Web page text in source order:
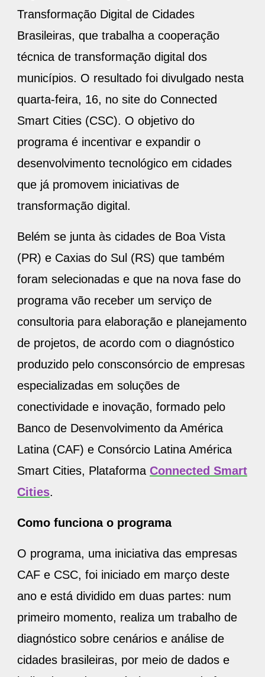
Transformação Digital de Cidades
Brasileiras, que trabalha a cooperação
técnica de transformação digital dos
municípios. O resultado foi divulgado nesta
quarta-feira, 16, no site do Connected
Smart Cities (CSC). O objetivo do
programa é incentivar e expandir o
desenvolvimento tecnológico em cidades
que já promovem iniciativas de
transformação digital.
Belém se junta às cidades de Boa Vista
(PR) e Caxias do Sul (RS) que também
foram selecionadas e que na nova fase do
programa vão receber um serviço de
consultoria para elaboração e planejamento
de projetos, de acordo com o diagnóstico
produzido pelo consconsórcio de empresas
especializadas em soluções de
conectividade e inovação, formado pelo
Banco de Desenvolvimento da América
Latina (CAF) e Consórcio Latina América
Smart Cities, Plataforma Connected Smart
Cities.
Como funciona o programa
O programa, uma iniciativa das empresas
CAF e CSC, foi iniciado em março deste
ano e está dividido em duas partes: num
primeiro momento, realiza um trabalho de
diagnóstico sobre cenários e análise de
cidades brasileiras, por meio de dados e